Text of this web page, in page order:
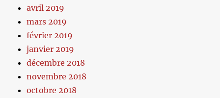
avril 2019
mars 2019
février 2019
janvier 2019
décembre 2018
novembre 2018
octobre 2018